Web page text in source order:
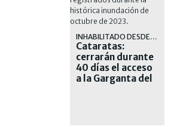
INHABILITADO DESDE EL LUNES
Cataratas:
cerrarán durante
40 días el acceso
a la Garganta del